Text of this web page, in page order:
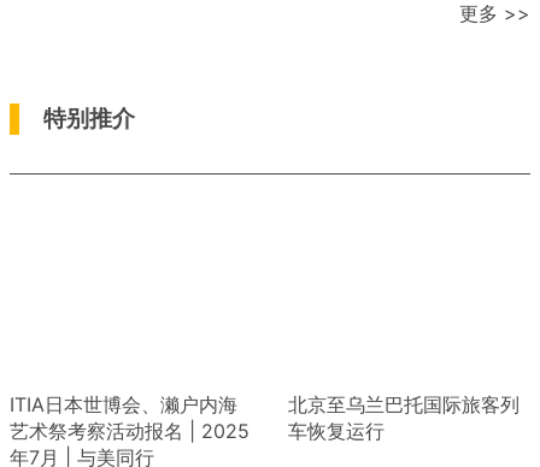
更多 >>
特别推介
ITIA日本世博会、濑户内海
艺术祭考察活动报名 | 2025
年7月 | 与美同行
北京至乌兰巴托国际旅客列
车恢复运行